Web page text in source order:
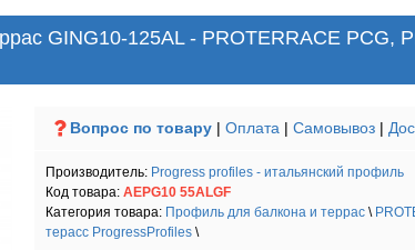
GING10-125AL - PROTERRACE
Вопрос по товару | Оплата | Самовывоз |
Производитель: Progress profiles - итальянский профиль
Код товара: AEPG10 55ALGF
Категория товара: Профиль для балкона и террас \
терасс ProgressProfiles \